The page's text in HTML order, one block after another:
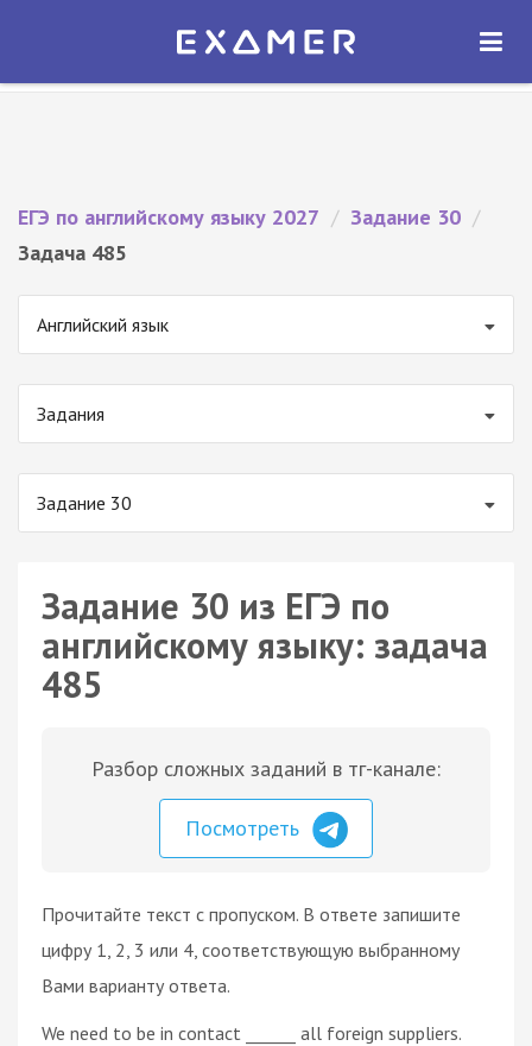
Экзамер — ЕГЭ 2027
ОТКРЫТЬ
ЕГЭ по английскому языку 2027 / Задание 30 /
Задача 485
Английский язык
Задания
Задание 30
Задание 30 из ЕГЭ по
английскому языку: задача
485
Разбор сложных заданий в тг-канале:
Посмотреть
Прочитайте текст с пропуском. В ответе запишите
цифру 1, 2, 3 или 4, соответствующую выбранному
Вами варианту ответа.
We need to be in contact ______ all foreign suppliers.